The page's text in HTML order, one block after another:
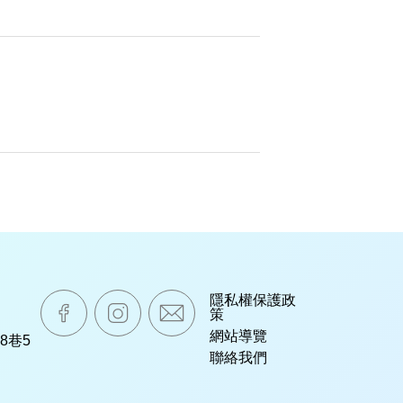
巷5
嘉威生活臉書粉絲專業
嘉威生活instagram
mail
隱私權保護政
策
網站導覽
聯絡我們